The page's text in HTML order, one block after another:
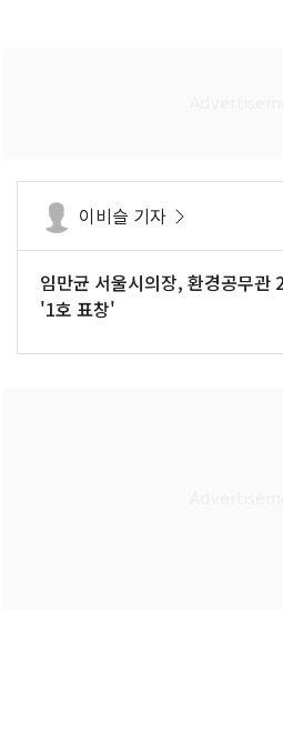
이비슬 기자
임만균 서울시의장, 환경공무관
'1호 표창'